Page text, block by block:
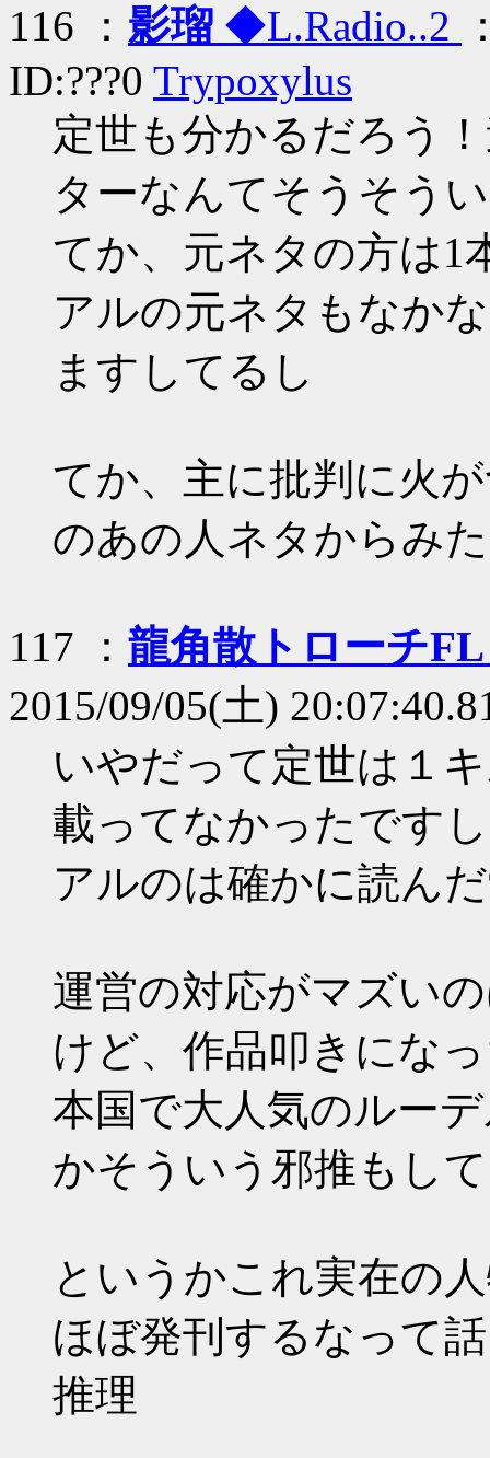
116 ： 影瑠 ◆L.Radio..2
ID:???0 Trypoxylus
定世も分かるだろう
ターなんてそうそう
てか、元ネタの方は1
アルの元ネタもなか
ますしてるし
てか、主に批判に火
のあの人ネタからみ
117 ： 龍角散トローチ
2015/09/05(土)
いやだって定世は１
載ってなかったです
アルのは確かに読ん
運営の対応がマズい
けど、作品叩きにな
本国で大人気のルー
かそういう邪推もし
というかこれ実在の
ほぼ発刊するなって
推理